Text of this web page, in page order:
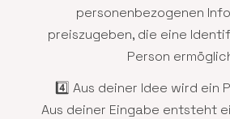
personenbezogenen
preiszugeben, die eine
Person
4️⃣ Aus deiner Idee wird ein
Aus deiner Eingabe entsteht